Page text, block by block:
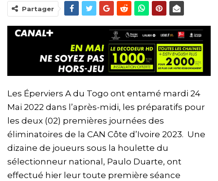
Partager
Les Éperviers A du Togo ont entamé mardi 24
Mai 2022 dans l’après-midi, les préparatifs pour
les deux (02) premières journées des
éliminatoires de la CAN Côte d’Ivoire 2023. Une
dizaine de joueurs sous la houlette du
sélectionneur national, Paulo Duarte, ont
effectué hier leur toute première séance